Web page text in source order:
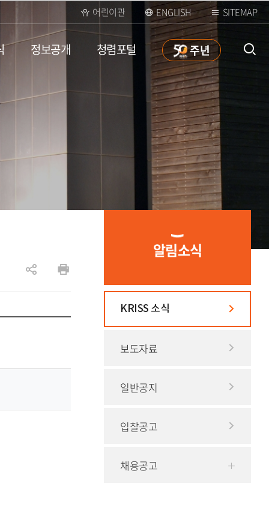
어린이관 ENGLISH SITEMAP
정보공개 청렴포털 50
주년
알림소식
KRISS 소식
보도자료
일반공지
입찰공고
채용공고
유
하